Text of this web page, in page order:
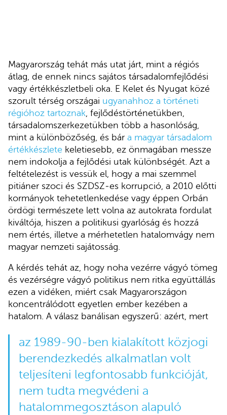
Magyarország tehát más utat járt, mint a régiós
átlag, de ennek nincs sajátos társadalomfejlődési
vagy értékkészletbeli oka. E Kelet és Nyugat közé
szorult térség országai ugyanahhoz a történeti
régióhoz tartoznak , fejlődéstörténetükben,
társadalomszerkezetükben több a hasonlóság,
mint a különbözőség, és bár a magyar társadalom
értékkészlete keletiesebb, ez önmagában messze
nem indokolja a fejlődési utak különbségét. Azt a
feltételezést is vessük el, hogy a mai szemmel
pitiáner szoci és SZDSZ‑es korrupció, a 2010 előtti
kormányok tehetetlenkedése vagy éppen Orbán
ördögi természete lett volna az autokrata fordulat
kiváltója, hiszen a politikusi gyarlóság és hozzá
nem értés, illetve a mérhetetlen hatalomvágy nem
magyar nemzeti sajátosság.
A kérdés tehát az, hogy noha vezérre vágyó tömeg
és vezérségre vágyó politikus nem ritka együttállás
ezen a vidéken, miért csak Magyarországon
koncentrálódott egyetlen ember kezében a
hatalom. A válasz banálisan egyszerű: azért, mert
az 1989-90-ben kialakított közjogi
berendezkedés alkalmatlan volt
teljesíteni legfontosabb funkcióját,
nem tudta megvédeni a
hatalommegosztáson alapuló